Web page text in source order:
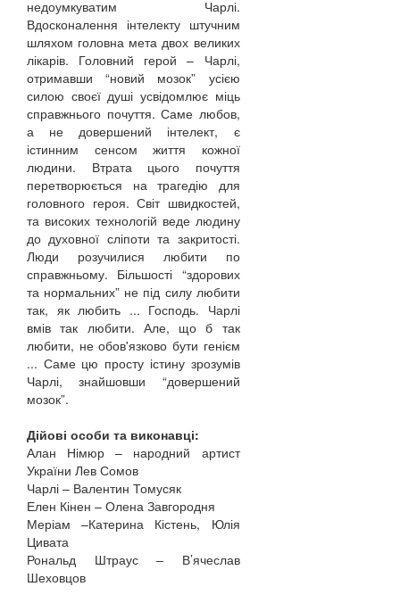
недоумкуватим Чарлі.
Вдосконалення інтелекту штучним
шляхом головна мета двох великих
лікарів. Головний герой – Чарлі,
отримавши “новий мозок” усією
силою своєї душі усвідомлює міць
справжнього почуття. Саме любов,
а не довершений інтелект, є
істинним сенсом життя кожної
людини. Втрата цього почуття
перетворюється на трагедію для
головного героя. Світ швидкостей,
та високих технологій веде людину
до духовної сліпоти та закритості.
Люди розучилися любити по
справжньому. Більшості “здорових
та нормальних” не під силу любити
так, як любить ... Господь. Чарлі
вмів так любити. Але, що б так
любити, не обов'язково бути генієм
... Саме цю просту істину зрозумів
Чарлі, знайшовши “довершений
мозок”.
Дійові особи та виконавці:
Алан Німюр – народний артист
України Лев Сомов
Чарлі – Валентин Томусяк
Елен Кінен – Олена Завгородня
Меріам –Катерина Кістень, Юлія
Цивата
Рональд Штраус – В’ячеслав
Шеховцов